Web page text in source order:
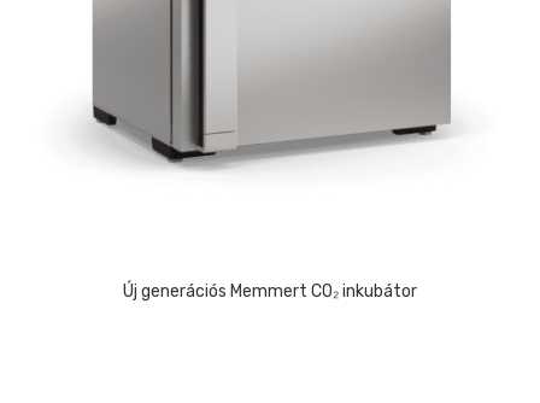
Új generációs Memmert CO₂ inkubátor